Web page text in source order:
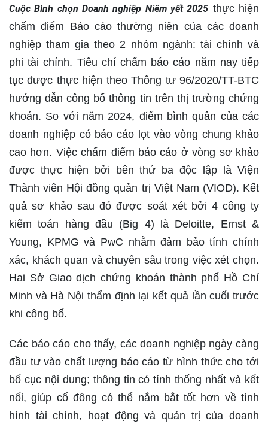
Cuộc Bình chọn Doanh nghiệp Niêm yết 2025 thực hiện
chấm điểm Báo cáo thường niên của các doanh
nghiệp tham gia theo 2 nhóm ngành: tài chính và
phi tài chính. Tiêu chí chấm báo cáo năm nay tiếp
tục được thực hiện theo Thông tư 96/2020/TT-BTC
hướng dẫn công bố thông tin trên thị trường chứng
khoán. So với năm 2024, điểm bình quân của các
doanh nghiệp có báo cáo lọt vào vòng chung khảo
cao hơn. Việc chấm điểm báo cáo ở vòng sơ khảo
được thực hiện bởi bên thứ ba độc lập là Viện
Thành viên Hội đồng quản trị Việt Nam (VIOD). Kết
quả sơ khảo sau đó được soát xét bởi 4 công ty
kiểm toán hàng đầu (Big 4) là Deloitte, Ernst &
Young, KPMG và PwC nhằm đảm bảo tính chính
xác, khách quan và chuyên sâu trong việc xét chọn.
Hai Sở Giao dịch chứng khoán thành phố Hồ Chí
Minh và Hà Nội thẩm định lại kết quả lần cuối trước
khi công bố.
Các báo cáo cho thấy, các doanh nghiệp ngày càng
đầu tư vào chất lượng báo cáo từ hình thức cho tới
bố cục nội dung; thông tin có tính thống nhất và kết
nối, giúp cổ đông có thể nắm bắt tốt hơn về tình
hình tài chính, hoạt động và quản trị của doanh